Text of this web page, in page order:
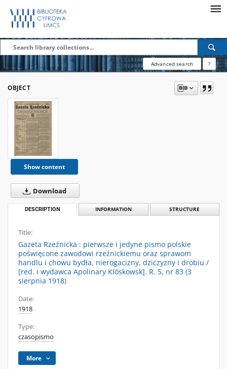
Advanced search ?
OBJECT
Show content
Download
DESCRIPTION INFORMATION STRUCTURE
Title:
Gazeta Rzeźnicka : pierwsze i jedyne pismo polskie
poświęcone zawodowi rzeźnickiemu oraz sprawom
handlu i chowu bydła, nierogacizny, dziczyzny i drobiu /
[red. i wydawca Apolinary Klóskowsk]. R. 5, nr 83 (3
sierpnia 1918)
Date:
1918
Type:
czasopismo
More